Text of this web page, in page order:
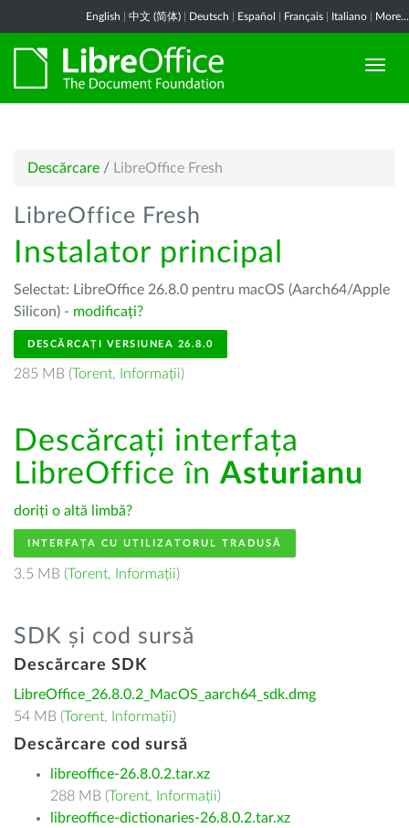
English 中文 (简体) Deutsch Español Français Italiano More...
Descărcare / LibreOffice Fresh
LibreOffice Fresh
Instalator principal
Selectat: LibreOffice 26.8.0 pentru macOS (Aarch64/Apple
Silicon) - modificați?
DESCĂRCAȚI VERSIUNEA 26.8.0
285 MB (Torent, Informații)
Descărcați interfața
LibreOffice în Asturianu
doriți o altă limbă?
INTERFAȚA CU UTILIZATORUL TRADUSĂ
3.5 MB (Torent, Informații)
SDK și cod sursă
Descărcare SDK
LibreOffice_26.8.0.2_MacOS_aarch64_sdk.dmg
54 MB (Torent, Informații)
Descărcare cod sursă
libreoffice-26.8.0.2.tar.xz
288 MB (Torent, Informații)
libreoffice-dictionaries-26.8.0.2.tar.xz